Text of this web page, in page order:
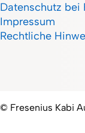
Datenschutz bei
Impressum
Rechtliche
© Fresenius Kabi